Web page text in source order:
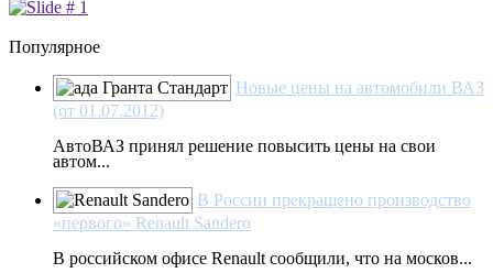
Популярное
Новые цены на автомобили ВАЗ
(от 01.07.2012)
АвтоВАЗ принял решение повысить цены на свои
автом...
В России прекращено производство
«первого» Renault Sandero
В российском офисе Renault сообщили, что на москов...